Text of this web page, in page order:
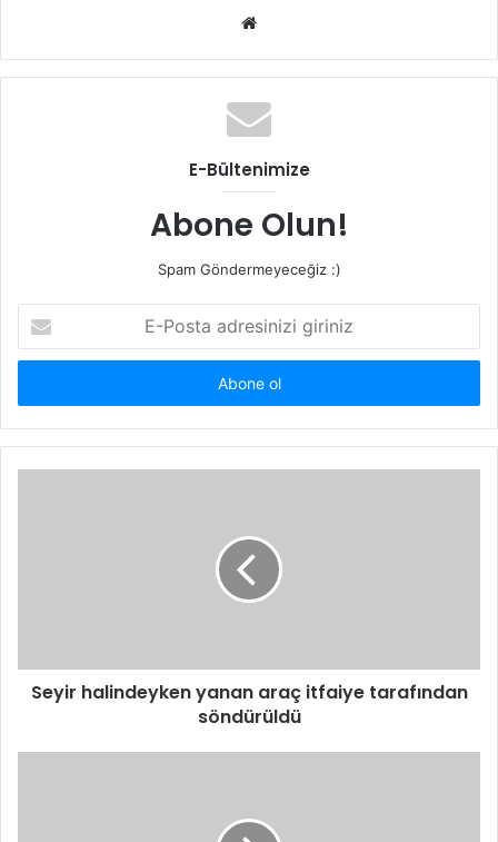
Web
E-Bültenimize
Abone Olun!
Spam Göndermeyeceğiz :)
Posta
adresinizi
Seyir halindeyken yanan araç itfaiye tarafından
söndürüldü